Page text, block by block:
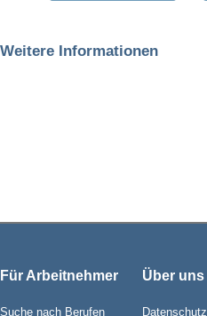
Weitere Informationen
Für Arbeitnehmer
Suche nach Berufen
Über uns
Datenschutz